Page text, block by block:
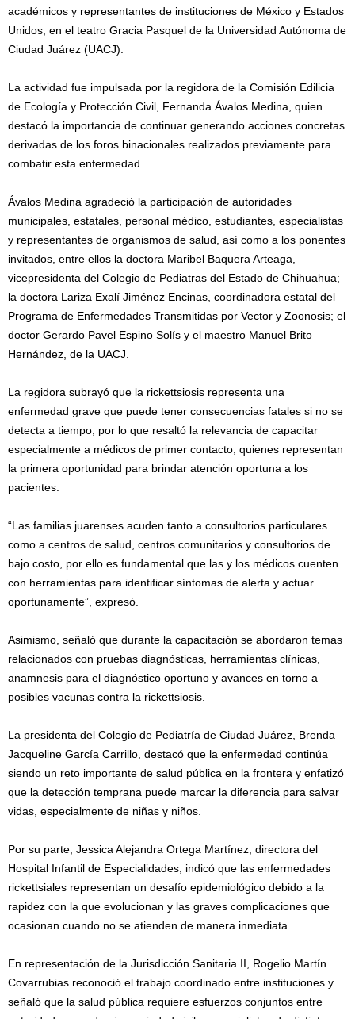
académicos y representantes de instituciones de México y Estados
Unidos, en el teatro Gracia Pasquel de la Universidad Autónoma de
Ciudad Juárez (UACJ).
La actividad fue impulsada por la regidora de la Comisión Edilicia
de Ecología y Protección Civil, Fernanda Ávalos Medina, quien
destacó la importancia de continuar generando acciones concretas
derivadas de los foros binacionales realizados previamente para
combatir esta enfermedad.
Ávalos Medina agradeció la participación de autoridades
municipales, estatales, personal médico, estudiantes, especialistas
y representantes de organismos de salud, así como a los ponentes
invitados, entre ellos la doctora Maribel Baquera Arteaga,
vicepresidenta del Colegio de Pediatras del Estado de Chihuahua;
la doctora Lariza Exalí Jiménez Encinas, coordinadora estatal del
Programa de Enfermedades Transmitidas por Vector y Zoonosis; el
doctor Gerardo Pavel Espino Solís y el maestro Manuel Brito
Hernández, de la UACJ.
La regidora subrayó que la rickettsiosis representa una
enfermedad grave que puede tener consecuencias fatales si no se
detecta a tiempo, por lo que resaltó la relevancia de capacitar
especialmente a médicos de primer contacto, quienes representan
la primera oportunidad para brindar atención oportuna a los
pacientes.
“Las familias juarenses acuden tanto a consultorios particulares
como a centros de salud, centros comunitarios y consultorios de
bajo costo, por ello es fundamental que las y los médicos cuenten
con herramientas para identificar síntomas de alerta y actuar
oportunamente”, expresó.
Asimismo, señaló que durante la capacitación se abordaron temas
relacionados con pruebas diagnósticas, herramientas clínicas,
anamnesis para el diagnóstico oportuno y avances en torno a
posibles vacunas contra la rickettsiosis.
La presidenta del Colegio de Pediatría de Ciudad Juárez, Brenda
Jacqueline García Carrillo, destacó que la enfermedad continúa
siendo un reto importante de salud pública en la frontera y enfatizó
que la detección temprana puede marcar la diferencia para salvar
vidas, especialmente de niñas y niños.
Por su parte, Jessica Alejandra Ortega Martínez, directora del
Hospital Infantil de Especialidades, indicó que las enfermedades
rickettsiales representan un desafío epidemiológico debido a la
rapidez con la que evolucionan y las graves complicaciones que
ocasionan cuando no se atienden de manera inmediata.
En representación de la Jurisdicción Sanitaria II, Rogelio Martín
Covarrubias reconoció el trabajo coordinado entre instituciones y
señaló que la salud pública requiere esfuerzos conjuntos entre